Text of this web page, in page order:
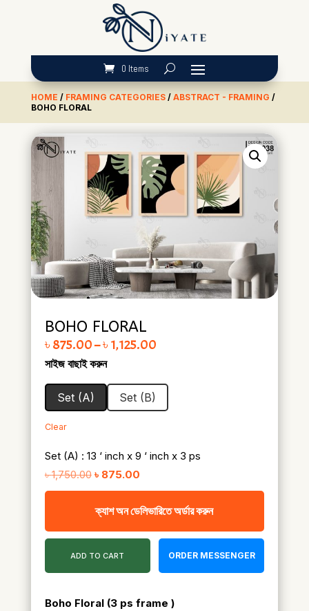
0 Items
HOME / FRAMING CATEGORIES/ ABSTRACT - FRAMING /
BOHO FLORAL
BOHO FLORAL
৳ 875.00–৳ 1,125.00Price range: ৳ 875.00 through ৳ 1,125.00
সাইজ বাছাই করুন
Set (A) Set (B)
Clear
Set (A) : 13 ‘ inch x 9 ‘ inch x 3 ps
৳1,750.00 Original
price
was:
৳ 1,750.00.
৳ 875.00Current
price
is:
৳ 875.00.
ক্যাশ অন ডেলিভারিতে অর্ডার করুন
ADD TO CART ORDER MESSENGER
Boho Floral (3 ps frame )